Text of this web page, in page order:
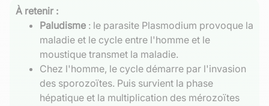
À retenir :
Paludisme : le parasite Plasmodium provoque la
maladie et le cycle entre l'homme et le
moustique transmet la maladie.
Chez l'homme, le cycle démarre par l'invasion
des sporozoïtes. Puis survient la phase
hépatique et la multiplication des mérozoïtes